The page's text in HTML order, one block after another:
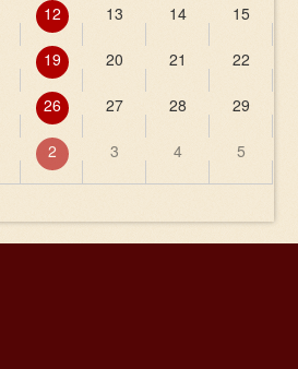
12 13 14 15
19 20 21 22
26 27 28 29
2 3 4 5